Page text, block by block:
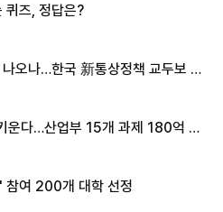
퀴즈, 정답은?
오나…한국 新통상정책 교두보 활
운다…산업부 15개 과제 180억 지
참여 200개 대학 선정